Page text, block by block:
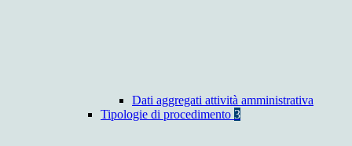
Dati aggregati attività amministrativa
Tipologie di procedimento 3